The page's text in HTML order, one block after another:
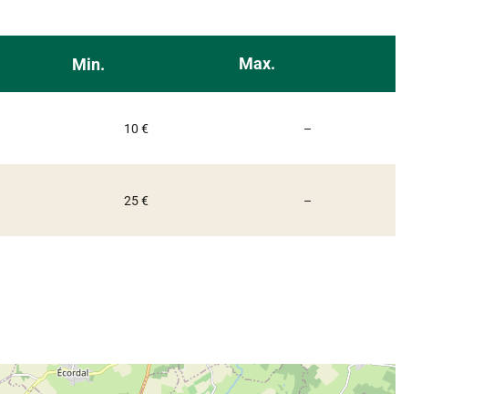
Min. Max.
10 € –
25 € –